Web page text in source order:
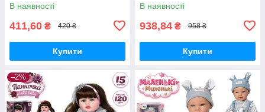
В наявності
411,60 ₴ 420 ₴
Купити
В наявності
938,84 ₴ 958 ₴
Купити
–2%